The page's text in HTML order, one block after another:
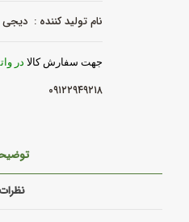
نام تولید کننده :
جهت سفارش کالا در
۰۹۱۲۲۹۴۹۲۱۸
نظرات